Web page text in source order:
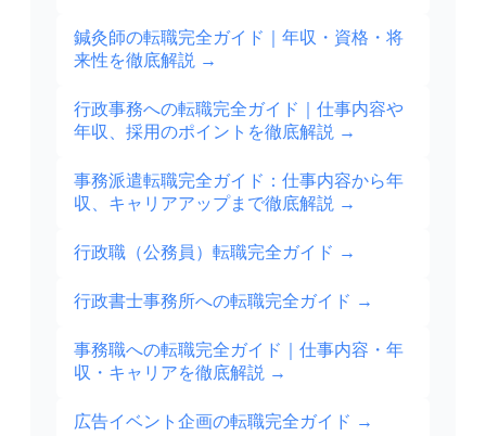
鍼灸師の転職完全ガイド｜年収・資格・将
来性を徹底解説 →
行政事務への転職完全ガイド｜仕事内容や
年収、採用のポイントを徹底解説 →
事務派遣転職完全ガイド：仕事内容から年
収、キャリアアップまで徹底解説 →
行政職（公務員）転職完全ガイド →
行政書士事務所への転職完全ガイド →
事務職への転職完全ガイド｜仕事内容・年
収・キャリアを徹底解説 →
広告イベント企画の転職完全ガイド →